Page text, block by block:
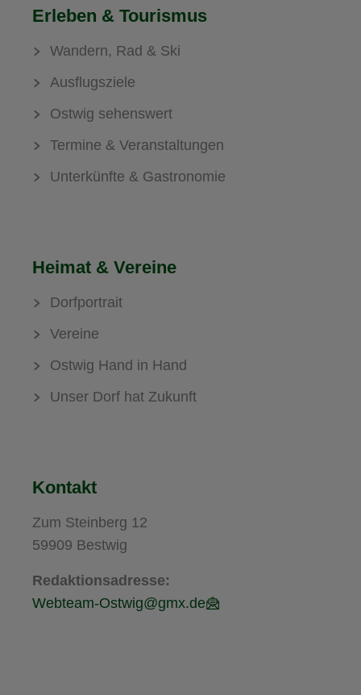
Erleben & Tourismus
Wandern, Rad & Ski
Ausflugsziele
Ostwig sehenswert
Termine & Veranstaltungen
Unterkünfte & Gastronomie
Heimat & Vereine
Dorfportrait
Vereine
Ostwig Hand in Hand
Unser Dorf hat Zukunft
Kontakt
Zum Steinberg 12
59909 Bestwig
Redaktionsadresse:
Webteam-Ostwig@gmx.de